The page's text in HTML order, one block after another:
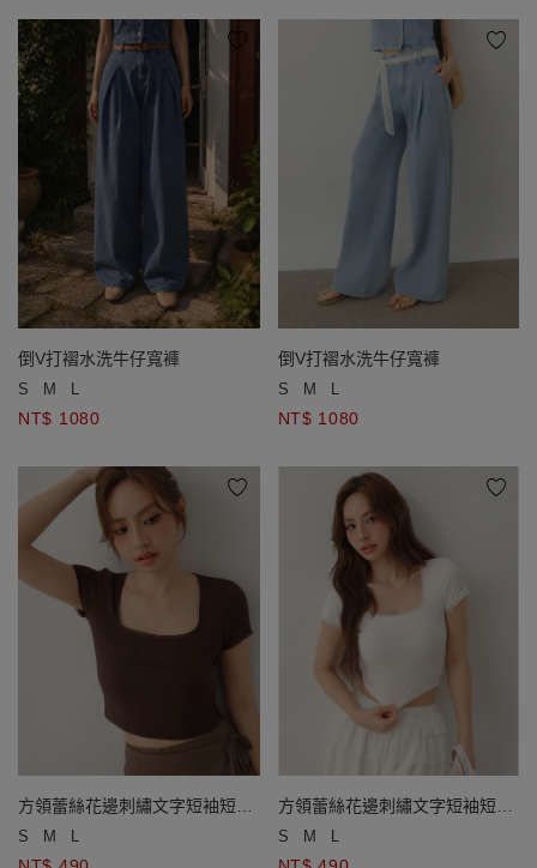
倒V打褶水洗牛仔寬褲
S M L
NT$ 1080
倒V打褶水洗牛仔寬褲
S M L
NT$ 1080
方領蕾絲花邊刺繡文字短袖短版
羅紋上衣
S M L
方領蕾絲花邊刺繡文字短袖短版
羅紋上衣
S M L